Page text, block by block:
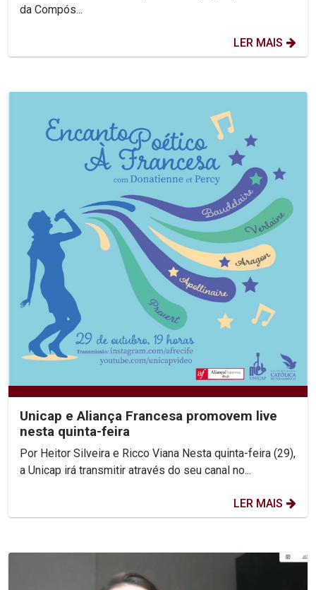
da Compós...
LER MAIS
Unicap e Aliança Francesa promovem live
nesta quinta-feira
Por Heitor Silveira e Ricco Viana Nesta quinta-feira (29),
a Unicap irá transmitir através do seu canal no...
LER MAIS